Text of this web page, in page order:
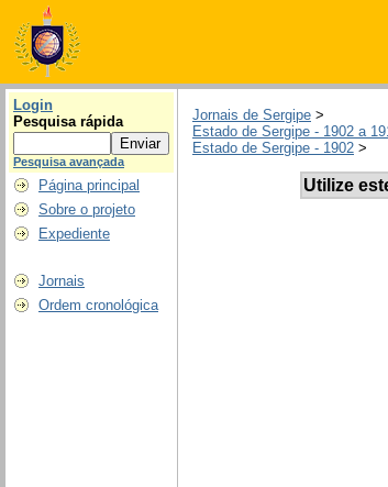
Login
Pesquisa rápida
Pesquisa avançada
Página principal
Sobre o projeto
Expediente
Jornais
Ordem cronológica
Jornais de Sergipe >
Estado de Sergipe - 1902 a
Estado de Sergipe - 1902 >
Utilize